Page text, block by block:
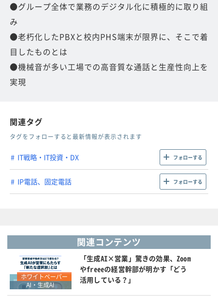
●グループ全体で業務のデジタル化に積極的に取り組
み
●老朽化したPBXと校内PHS端末が限界に、そこで着
目したものとは
●機械音が多い工場での高音質な通話と生産性向上を
実現
関連タグ
タグをフォローすると最新情報が表示されます
IT戦略・IT投資・DX フォローする
IP電話、固定電話 フォローする
関連コンテンツ
ホワイトペーパー
AI・生成AI
「生成AI×営業」驚きの効果、Zoom
やfreeeの経営幹部が明かす「どう
活用している？」